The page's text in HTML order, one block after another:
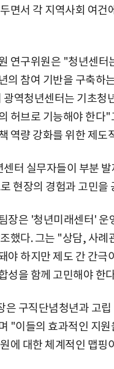
면서 각 지역사회 여
연구위원은 "청년센터
의 참여 기반을 구축하
역청년센터는 기초청
허브로 기능해야 한다
역량 강화를 위한 제
터 실무자들이 부분
현장의 경험과 고민을
장은 '청년미래센터' 운
했다. 그는 "상담, 사
야 하지만 제도 간 간
성을 함께 고민해야 한
은 구직단념청년과 고
"이들의 효과적인 지
에 대한 체계적인 맵